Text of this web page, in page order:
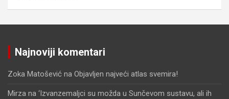
Najnoviji komentari
Zoka Matošević na Objavljen najveći atlas svemira!
Mirza na ‘Izvanzemaljci su možda u Sunčevom sustavu, ali ih